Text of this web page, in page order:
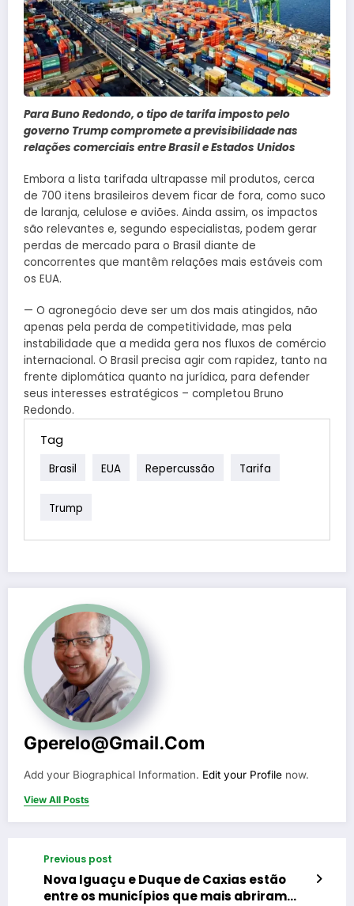
Para Buno Redondo, o tipo de tarifa imposto pelo
governo Trump compromete a previsibilidade nas
relações comerciais entre Brasil e Estados Unidos
Embora a lista tarifada ultrapasse mil produtos, cerca
de 700 itens brasileiros devem ficar de fora, como suco
de laranja, celulose e aviões. Ainda assim, os impactos
são relevantes e, segundo especialistas, podem gerar
perdas de mercado para o Brasil diante de
concorrentes que mantêm relações mais estáveis com
os EUA.
— O agronegócio deve ser um dos mais atingidos, não
apenas pela perda de competitividade, mas pela
instabilidade que a medida gera nos fluxos de comércio
internacional. O Brasil precisa agir com rapidez, tanto na
frente diplomática quanto na jurídica, para defender
seus interesses estratégicos – completou Bruno
Redondo.
Tag
Brasil EUA Repercussão Tarifa
Trump
Gperelo@gmail.com
Add your Biographical Information. Edit your Profile now.
View All Posts
Previous post
Nova Iguaçu e Duque de Caxias estão
entre os municípios que mais abriram